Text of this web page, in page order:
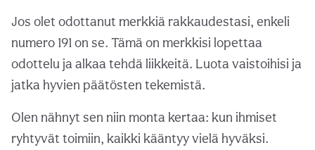
Jos olet odottanut merkkiä rakkaudestasi, enkeli
numero 191 on se. Tämä on merkkisi lopettaa
odottelu ja alkaa tehdä liikkeitä. Luota vaistoihisi ja
jatka hyvien päätösten tekemistä.
Olen nähnyt sen niin monta kertaa: kun ihmiset
ryhtyvät toimiin, kaikki kääntyy vielä hyväksi.